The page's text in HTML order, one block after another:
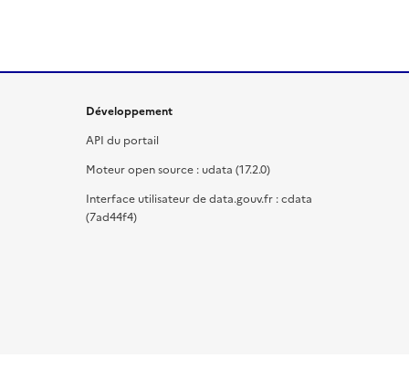
Développement
API du portail
Moteur open source : udata (17.2.0)
Interface utilisateur de data.gouv.fr : cdata
(7ad44f4)